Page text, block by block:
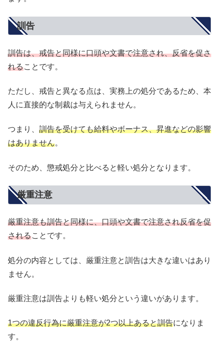
訓告
訓告は、戒告と同様に口頭や文書で注意され、反省を促さ
れることです。
ただし、戒告と異なる点は、実務上の処分であるため、本
人に直接的な制裁は与えられません。
つまり、 訓告を受けても給料やボーナス、昇進などの影響
はありません。
そのため、懲戒処分と比べると軽い処分となります。
厳重注意
厳重注意も訓告と同様に、口頭や文書で注意され反省を促
されることです。
処分の内容としては、厳重注意と訓告は大きな違いはあり
ません。
厳重注意は訓告よりも軽い処分という違いがあります。
1つの違反行為に厳重注意が2つ以上あると訓告になりま
す。